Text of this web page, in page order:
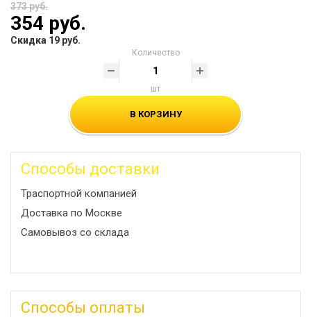
373 руб.
354 руб.
Скидка 19 руб.
Количество
шт
В КОРЗИНУ
Способы доставки
Траспортной компанией
Доставка по Москве
Самовывоз со склада
Способы оплаты